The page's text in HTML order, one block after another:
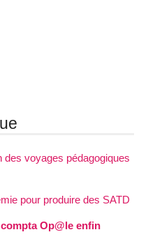
des voyages pédagogiques
pour produire des SATD
Op@le enfin